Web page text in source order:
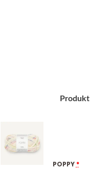
Produkt
POPPY *